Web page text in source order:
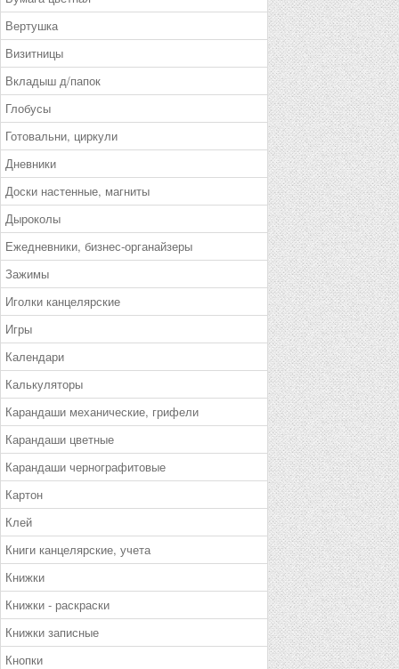
Вертушка
Визитницы
Вкладыш д/папок
Глобусы
Готовальни, циркули
Дневники
Доски настенные, магниты
Дыроколы
Ежедневники, бизнес-органайзеры
Зажимы
Иголки канцелярские
Игры
Календари
Калькуляторы
Карандаши механические, грифели
Карандаши цветные
Карандаши чернографитовые
Картон
Клей
Книги канцелярские, учета
Книжки
Книжки - раскраски
Книжки записные
Кнопки